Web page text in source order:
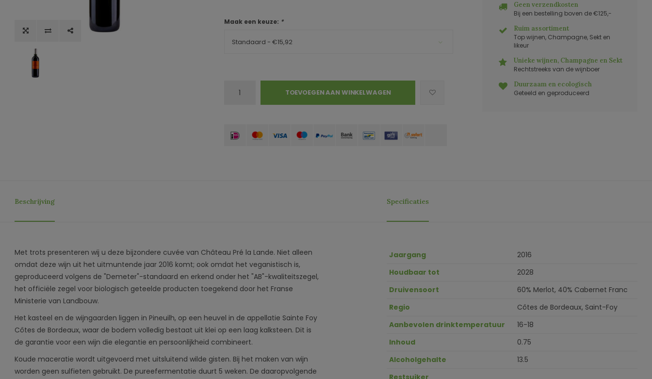
Maak een keuze: *
Standaard - €15,92
TOEVOEGEN AAN WINKELWAGEN
Geen verzendkosten
Bij een bestelling boven de €125,-
Ruim assortiment
Top wijnen, Champagne, Sekt en
likeur
Unieke wijnen, Champagne en Sekt
Rechtstreeks van de wijnboer
Duurzaam en ecologisch
Geteeld en geproduceerd
Beschrijving Specificaties
Met trots presenteren wij u deze bijzondere cuvée van Château Pré la Lande. Niet alleen
omdat deze wijn uit het uitmuntende jaar 2016 komt; ook omdat het veganistisch is,
geproduceerd volgens de "Demeter"-standaard en erkend onder het "AB"-kwaliteitszegel,
het officiële zegel voor biologisch geteelde producten toegekend door het Franse
Ministerie van Landbouw.
Het kasteel en de wijngaarden liggen in Pineuilh, op een heuvel in de appellatie Sainte Foy
Côtes de Bordeaux, waar de bodem volledig bestaat uit klei op een laag kalksteen. Dit is
de garantie voor een wijn die elegantie en persoonlijkheid combineert.
Koude maceratie wordt uitgevoerd met uitsluitend wilde gisten. Bij het maken van wijn
worden geen sulfieten gebruikt. De pureefermentatie duurt 5 weken. De daaropvolgende
Jaargang
2016
Houdbaar tot
2028
Druivensoort
60% Merlot, 40% Cabernet Franc
Regio
Côtes de Bordeaux, Saint-Foy
Aanbevolen drinktemperatuur
16-18
Inhoud
0.75
Alcoholgehalte
13.5
Restsuiker